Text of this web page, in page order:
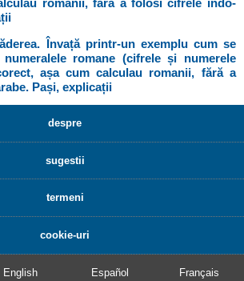
Învață printr-un exemplu cum se
romane (cifrele și numerele
așa cum calculau romanii, fără a
Pași, explicații
despre
sugestii
termeni
cookie-uri
English Español Français